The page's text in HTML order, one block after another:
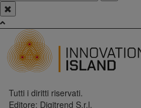
Tutti i diritti riservati.
Editore: Digitrend S.r.l.